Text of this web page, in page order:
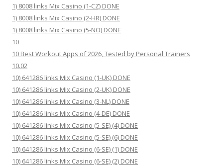
1) 8008 links Mix Casino (1-CZ) DONE
1) 8008 links Mix Casino (2-HR) DONE
1) 8008 links Mix Casino (5-NO) DONE
10
10 Best Workout Apps of 2026, Tested by Personal Trainers
10.02
10) 641286 links Mix Casino (1-UK) DONE
10) 641286 links Mix Casino (2-UK) DONE
10) 641286 links Mix Casino (3-NL) DONE
10) 641286 links Mix Casino (4-DE) DONE
10) 641286 links Mix Casino (5-SE) (4) DONE
10) 641286 links Mix Casino (5-SE) (6) DONE
10) 641286 links Mix Casino (6-SE) (1) DONE
10) 641286 links Mix Casino (6-SE) (2) DONE